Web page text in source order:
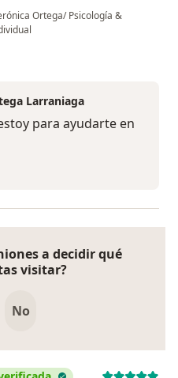
Ortega/ Psicología &
Larraniaga
para ayudarte en
a decidir qué
visitar?
No